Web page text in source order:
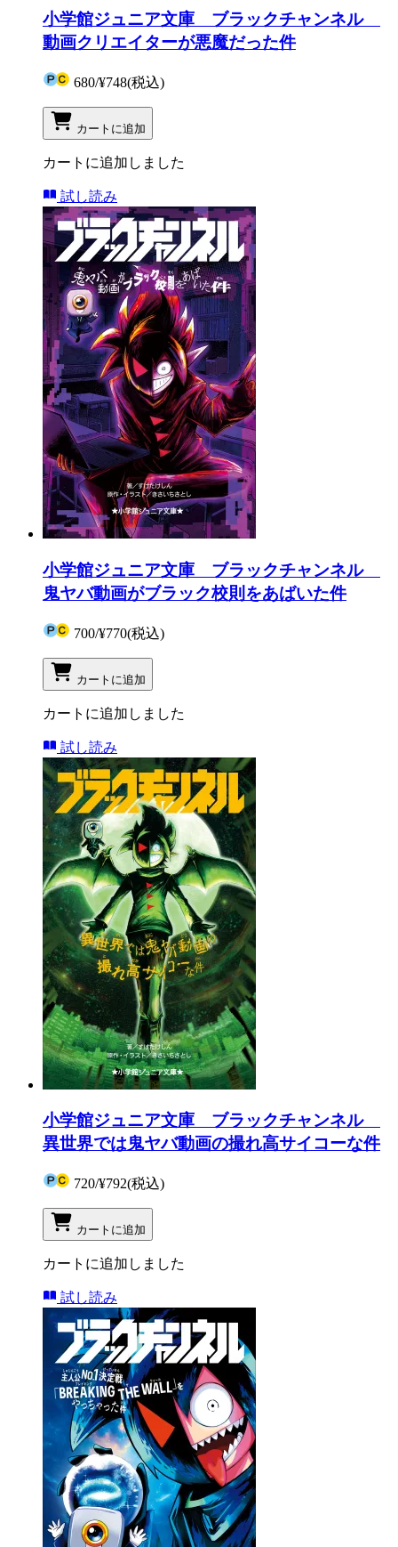
小学館ジュニア文庫 ブラックチャンネル
動画クリエイターが悪魔だった件
680/¥748(税込)
カートに追加
カートに追加しました
試し読み
小学館ジュニア文庫 ブラックチャンネル
鬼ヤバ動画がブラック校則をあばいた件
700/¥770(税込)
カートに追加
カートに追加しました
試し読み
小学館ジュニア文庫 ブラックチャンネル
異世界では鬼ヤバ動画の撮れ高サイコーな件
720/¥792(税込)
カートに追加
カートに追加しました
試し読み